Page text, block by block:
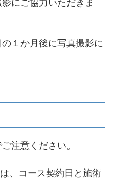
にご協力いただきま
１か月後に写真撮影に
注意ください。
、コース契約日と施術